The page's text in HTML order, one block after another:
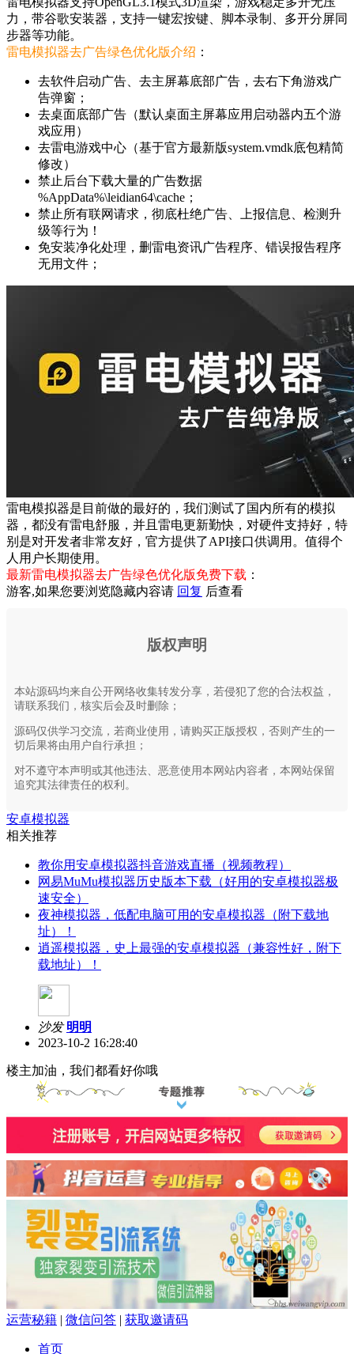
力，带谷歌安装器，支持一键宏按键、脚本录制、多开分屏同
步器等功能。
雷电模拟器去广告绿色优化版介绍 ：
去软件启动广告、去主屏幕底部广告，去右下角游戏广
告弹窗；
去桌面底部广告（默认桌面主屏幕应用启动器内五个游
戏应用）
去雷电游戏中心（基于官方最新版system.vmdk底包精简
修改）
禁止后台下载大量的广告数据
%AppData%\leidian64\cache；
禁止所有联网请求，彻底杜绝广告、上报信息、检测升
级等行为！
免安装净化处理，删雷电资讯广告程序、错误报告程序
无用文件；
雷电模拟器是目前做的最好的，我们测试了国内所有的模拟
器，都没有雷电舒服，并且雷电更新勤快，对硬件支持好，特
别是对开发者非常友好，官方提供了API接口供调用。值得个
人用户长期使用。
最新雷电模拟器去广告绿色优化版免费下载 ：
游客,如果您要浏览隐藏内容请 回复 后查看
版权声明
本站源码均来自公开网络收集转发分享，若侵犯了您的合法权益，
请联系我们，核实后会及时删除；
源码仅供学习交流，若商业使用，请购买正版授权，否则产生的一
切后果将由用户自行承担；
对不遵守本声明或其他违法、恶意使用本网站内容者，本网站保留
追究其法律责任的权利。
安卓模拟器
相关推荐
教你用安卓模拟器抖音游戏直播（视频教程）
网易MuMu模拟器历史版本下载（好用的安卓模拟器极
速安全）
夜神模拟器，低配电脑可用的安卓模拟器（附下载地
址）！
逍遥模拟器，史上最强的安卓模拟器（兼容性好，附下
载地址）！
沙发 明明
2023-10-2 16:28:40
楼主加油，我们都看好你哦
运营秘籍 | 微信问答 | 获取邀请码
首页